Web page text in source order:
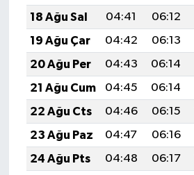
18 Ağu Sal
04:41 06:12
19 Ağu Çar
04:42 06:13
20 Ağu Per
04:43 06:14
21 Ağu Cum
04:45 06:14
22 Ağu Cts
04:46 06:15
23 Ağu Paz
04:47 06:16
24 Ağu Pts
04:48 06:17